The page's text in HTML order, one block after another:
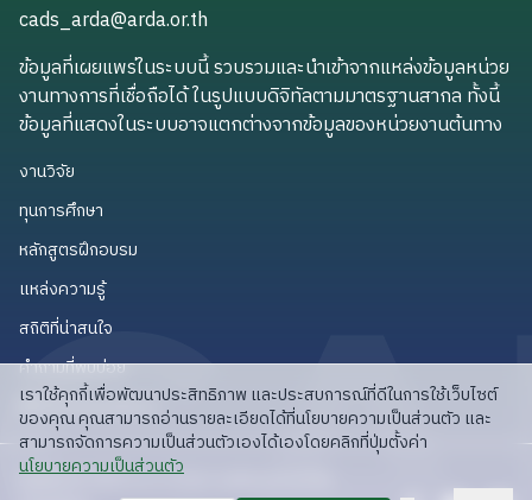
cads_arda@arda.or.th
ข้อมูลที่เผยแพร่ในระบบนี้ รวบรวมและนำเข้าจากแหล่งข้อมูลหน่วย
งานทางการที่เชื่อถือได้ ในรูปแบบดิจิทัลตามมาตรฐานสากล ทั้งนี้
ข้อมูลที่แสดงในระบบอาจแตกต่างจากข้อมูลของหน่วยงานต้นทาง
งานวิจัย
ทุนการศึกษา
หลักสูตรฝึกอบรม
แหล่งความรู้แหล่งความรู้
สถิติที่น่าสนใจ
คำถามที่พบบ่อยคำถามที่พบบ่อย
API สำหรับนักพัฒนาAPI สำหรับนักพัฒนา
ลิขสิทธิ์ © 2025 สวก: สำนักงานพัฒนาการวิจัย
เราใช้คุกกี้เพื่อพัฒนาประสิทธิภาพ และประสบการณ์ที่ดีในการใช้เว็บไซต์
ของคุณ คุณสามารถอ่านรายละเอียดได้ที่นโยบายความเป็นส่วนตัว และ
สามารถจัดการความเป็นส่วนตัวเองได้เองโดยคลิกที่ปุ่มตั้งค่า
read privacy policy
นโยบายความเป็นส่วนตัว